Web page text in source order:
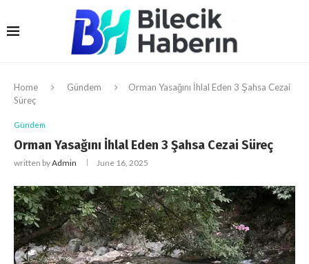
Home Gündem
Orman Yasağını İhlal Eden 3 Şahsa Cezai
Süreç
Gündem
Orman Yasağını İhlal Eden 3 Şahsa Cezai Süreç
written byAdmin June 16, 2025